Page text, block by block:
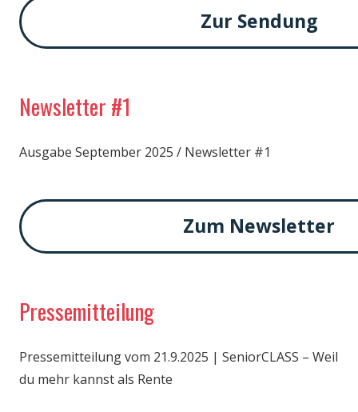
Zur Sendung
Newsletter #1
Ausgabe September 2025 / Newsletter #1
Zum Newsletter
Pressemitteilung
Pressemitteilung vom 21.9.2025 | SeniorCLASS – Weil
du mehr kannst als Rente